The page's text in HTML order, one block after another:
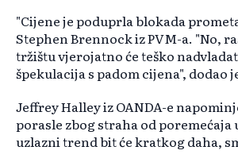
"Cijene je poduprla blokada
Stephen Brennock iz PVM-a. "No,
tržištu vjerojatno će teško
špekulacija s padom cijena", dodao
Jeffrey Halley iz OANDA-e
porasle zbog straha od poremećaja
uzlazni trend bit će kratkog daha,